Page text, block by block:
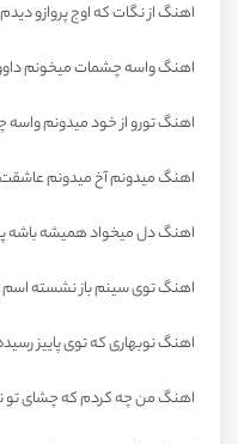
اهنگ از نگات که اوج پروازو
اهنگ واسه چشمات میخونم
اهنگ تورو از خود میدونم
اهنگ میدونم آخ میدونم عاشقت
اهنگ دل میخواد همیشه باشه
اهنگ توی سینم باز نشسته اسم